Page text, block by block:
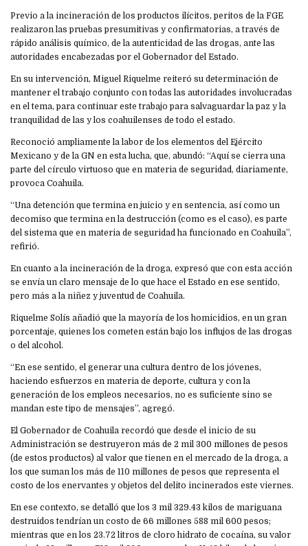
Previo a la incineración de los productos ilícitos, peritos de la FGE
realizaron las pruebas presumitivas y confirmatorias, a través de
rápido análisis químico, de la autenticidad de las drogas, ante las
autoridades encabezadas por el Gobernador del Estado.
En su intervención, Miguel Riquelme reiteró su determinación de
mantener el trabajo conjunto con todas las autoridades involucradas
en el tema, para continuar este trabajo para salvaguardar la paz y la
tranquilidad de las y los coahuilenses de todo el estado.
Reconoció ampliamente la labor de los elementos del Ejército
Mexicano y de la GN en esta lucha, que, abundó: “Aquí se cierra una
parte del círculo virtuoso que en materia de seguridad, diariamente,
provoca Coahuila.
“Una detención que termina en juicio y en sentencia, así como un
decomiso que termina en la destrucción (como es el caso), es parte
del sistema que en materia de seguridad ha funcionado en Coahuila”,
refirió.
En cuanto a la incineración de la droga, expresó que con esta acción
se envía un claro mensaje de lo que hace el Estado en ese sentido,
pero más a la niñez y juventud de Coahuila.
Riquelme Solís añadió que la mayoría de los homicidios, en un gran
porcentaje, quienes los cometen están bajo los influjos de las drogas
o del alcohol.
“En ese sentido, el generar una cultura dentro de los jóvenes,
haciendo esfuerzos en materia de deporte, cultura y con la
generación de los empleos necesarios, no es suficiente sino se
mandan este tipo de mensajes”, agregó.
El Gobernador de Coahuila recordó que desde el inicio de su
Administración se destruyeron más de 2 mil 300 millones de pesos
(de estos productos) al valor que tienen en el mercado de la droga, a
los que suman los más de 110 millones de pesos que representa el
costo de los enervantes y objetos del delito incinerados este viernes.
En ese contexto, se detalló que los 3 mil 329.43 kilos de mariguana
destruidos tendrían un costo de 66 millones 588 mil 600 pesos;
mientras que en los 23.72 litros de cloro hidrato de cocaína, su valor